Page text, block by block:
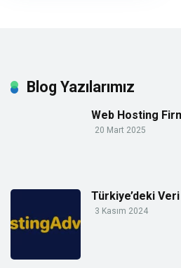
Blog Yazılarımız
Web Hosting
20 Mart 2025
Türkiye’deki
3 Kasım 2024